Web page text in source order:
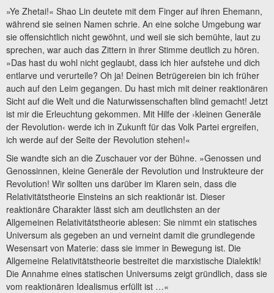
»Ye Zhetai!« Shao Lin deutete mit dem Finger auf ihren Ehemann,
während sie seinen Namen schrie. An eine solche Umgebung war
sie offensichtlich nicht gewöhnt, und weil sie sich bemühte, laut zu
sprechen, war auch das Zittern in ihrer Stimme deutlich zu hören.
»Das hast du wohl nicht geglaubt, dass ich hier aufstehe und dich
entlarve und verurteile? Oh ja! Deinen Betrügereien bin ich früher
auch auf den Leim gegangen. Du hast mich mit deiner reaktionären
Sicht auf die Welt und die Naturwissenschaften blind gemacht! Jetzt
ist mir die Erleuchtung gekommen. Mit Hilfe der ›kleinen Generäle
der Revolution‹ werde ich in Zukunft für das Volk Partei ergreifen,
ich werde auf der Seite der Revolution stehen!«
Sie wandte sich an die Zuschauer vor der Bühne. »Genossen und
Genossinnen, kleine Generäle der Revolution und Instrukteure der
Revolution! Wir sollten uns darüber im Klaren sein, dass die
Relativitätstheorie Einsteins an sich reaktionär ist. Dieser
reaktionäre Charakter lässt sich am deutlichsten an der
Allgemeinen Relativitätstheorie ablesen: Sie nimmt ein statisches
Universum als gegeben an und verneint damit die grundlegende
Wesensart von Materie: dass sie immer in Bewegung ist. Die
Allgemeine Relativitätstheorie bestreitet die marxistische Dialektik!
Die Annahme eines statischen Universums zeigt gründlich, dass sie
vom reaktionären Idealismus erfüllt ist …«